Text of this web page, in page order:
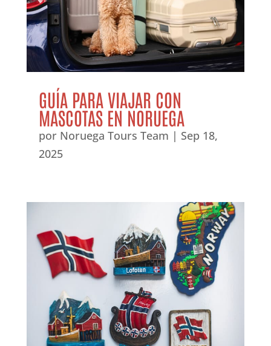
GUÍA PARA VIAJAR CON
MASCOTAS EN NORUEGA
por Noruega Tours Team | Sep 18,
2025